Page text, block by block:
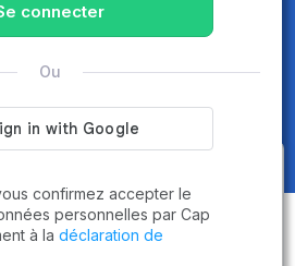
et EHPAD
(17100)
comparatif des
adaptés à vos
3 minutes !
connecter
Ou
confirmez accepter le
personnelles par Cap
à la déclaration de